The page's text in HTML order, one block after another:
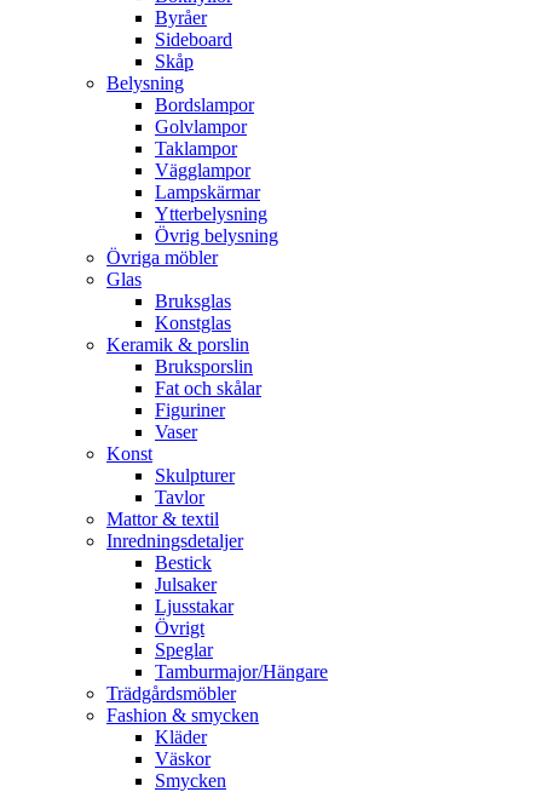
Byråer
Sideboard
Skåp
Belysning
Bordslampor
Golvlampor
Taklampor
Vägglampor
Lampskärmar
Ytterbelysning
Övrig belysning
Övriga möbler
Glas
Bruksglas
Konstglas
Keramik & porslin
Bruksporslin
Fat och skålar
Figuriner
Vaser
Konst
Skulpturer
Tavlor
Mattor & textil
Inredningsdetaljer
Bestick
Julsaker
Ljusstakar
Övrigt
Speglar
Tamburmajor/Hängare
Trädgårdsmöbler
Fashion & smycken
Kläder
Väskor
Smycken